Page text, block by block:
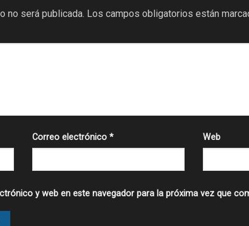
no será publicada. Los campos obligatorios están
Correo electrónico * Web
y web en este navegador para la próxima vez que